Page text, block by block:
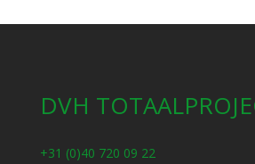
DVH
+31 (0)40 720 09 22